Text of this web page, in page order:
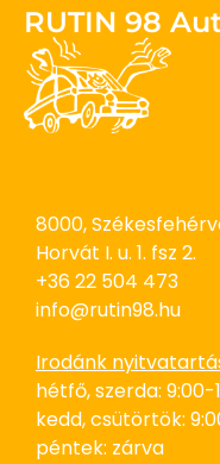
RUTIN 98
8000,
Horvát I. u. 1. fsz 2.
+36 22 504 473
info@rutin98.hu
Irodánk
hétfő, szerda: 9:00-
kedd, csütörtök:
péntek: zárva